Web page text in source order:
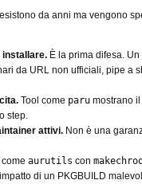
da anni ma vengono
installare. È la prima difesa.
da URL non ufficiali, pipe a
Tool come paru mostrano
step.
attivi. Non è una
aurutils con
di un PKGBUILD